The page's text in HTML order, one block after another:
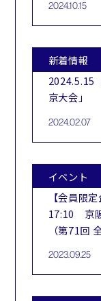
2024.10.15
新着情報
2024.5.15
京大会」
2024.02.07
イベント
【会員限
17:10 京
（第71回
2023.09.25